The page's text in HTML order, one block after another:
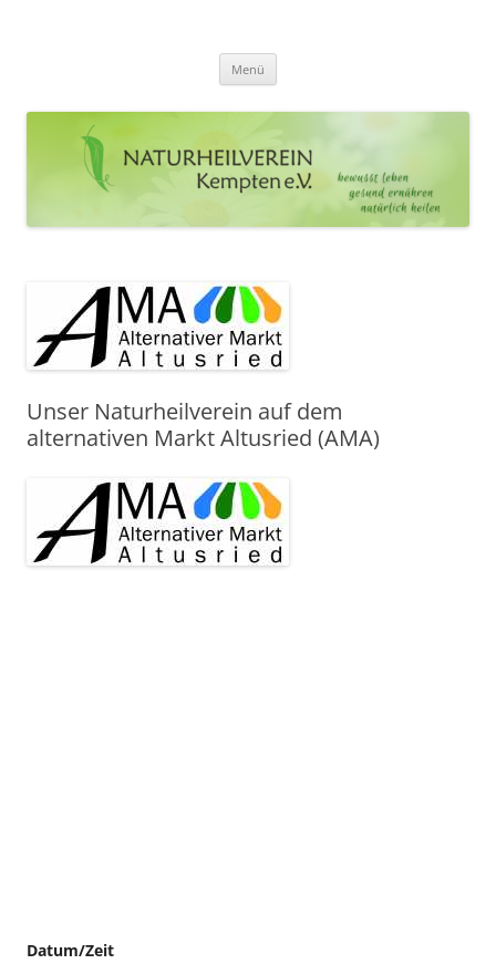
Menü
Unser Naturheilverein auf dem
alternativen Markt Altusried (AMA)
Datum/Zeit